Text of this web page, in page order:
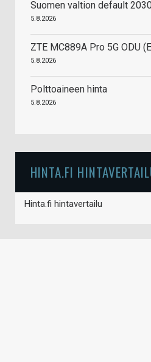
Suomen valtion default
5.8.2026
ZTE MC889A Pro 5G ODU
5.8.2026
Polttoaineen hinta
5.8.2026
HINTA.FI
Hinta.fi hintavertailu